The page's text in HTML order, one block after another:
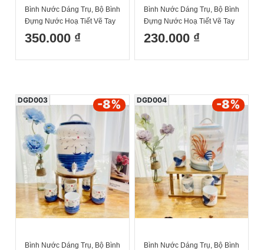
Bình Nước Dáng Trụ, Bộ Bình
Đựng Nước Hoạ Tiết Vẽ Tay
Chấm Bi Vàng Chanh Leo
Decor Dễ Thương Cốc Uống
350.000 ₫
Bình Nước Dáng Trụ, Bộ Bình
Đựng Nước Hoạ Tiết Vẽ Tay
Biển Khơi Dáng Cốc Tròn
Decor Dễ Thương Cốc Uống
230.000 ₫
Bình Nước Dáng Trụ, Bộ Bình
DGD003 -8%
Bình Nước Dáng Trụ, Bộ Bình
DGD004 -8%